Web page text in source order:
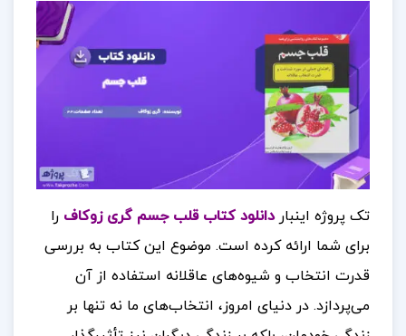
تک پروژه اینبار دانلود کتاب قلب جسم گری زوکاف را
برای شما ارائه کرده است. موضوع این کتاب به بررسی
قدرت انتخاب و شیوه‌های عاقلانه استفاده از آن
می‌پردازد. در دنیای امروز، انتخاب‌های ما نه تنها بر